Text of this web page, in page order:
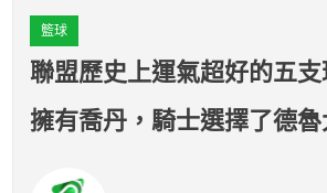
球隊數據
籃球
聯盟歷史上運氣超好的五
擁有喬丹，騎士選擇了德魯